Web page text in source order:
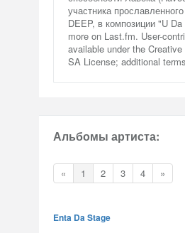
участника
DEEP, в композиции "U
more on Last.fm. User-
available under the
SA License; additional
Альбомы артиста:
« 1 2 3 4 »
Enta Da Stage